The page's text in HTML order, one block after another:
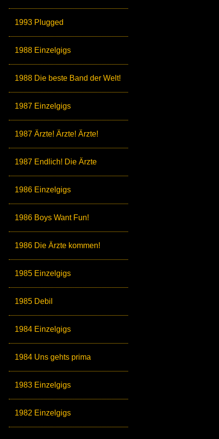
1993 Plugged
1988 Einzelgigs
1988 Die beste Band der Welt!
1987 Einzelgigs
1987 Ärzte! Ärzte! Ärzte!
1987 Endlich! Die Ärzte
1986 Einzelgigs
1986 Boys Want Fun!
1986 Die Ärzte kommen!
1985 Einzelgigs
1985 Debil
1984 Einzelgigs
1984 Uns gehts prima
1983 Einzelgigs
1982 Einzelgigs